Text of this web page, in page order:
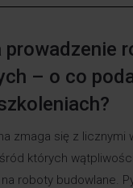
prowadzenie
– o co
zmaga się z licznymi
których
roboty budowlane.